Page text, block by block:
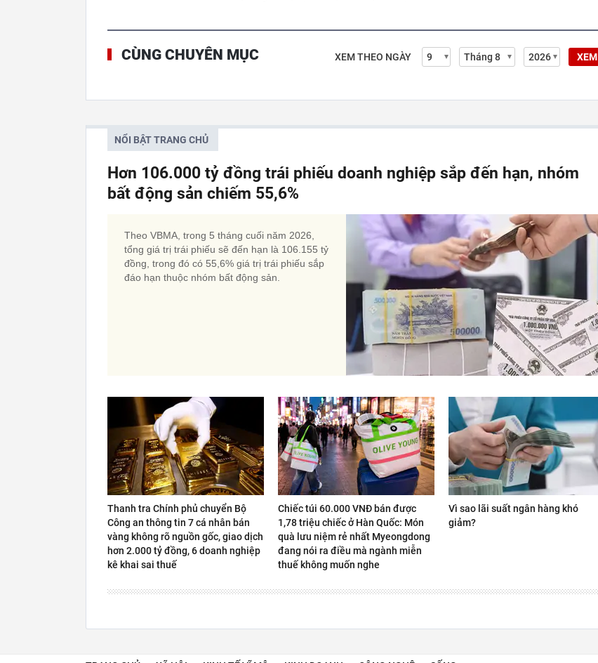
CÙNG CHUYÊN MỤC XEM THEO NGÀY XEM
NỔI BẬT TRANG CHỦ
Hơn 106.000 tỷ đồng trái phiếu doanh nghiệp sắp đến hạn, nhóm
bất động sản chiếm 55,6%
Theo VBMA, trong 5 tháng cuối năm 2026,
tổng giá trị trái phiếu sẽ đến hạn là 106.155 tỷ
đồng, trong đó có 55,6% giá trị trái phiếu sắp
đáo hạn thuộc nhóm bất động sản.
Thanh tra Chính phủ chuyển Bộ
Công an thông tin 7 cá nhân bán
vàng không rõ nguồn gốc, giao dịch
hơn 2.000 tỷ đồng, 6 doanh nghiệp
kê khai sai thuế
Chiếc túi 60.000 VNĐ bán được
1,78 triệu chiếc ở Hàn Quốc: Món
quà lưu niệm rẻ nhất Myeongdong
đang nói ra điều mà ngành miễn
thuế không muốn nghe
Vì sao lãi suất ngân hàng khó
giảm?